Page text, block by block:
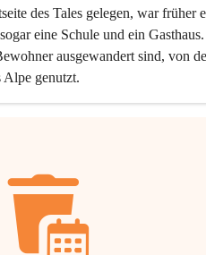
des Tales gelegen, war früher
eine Schule und ein
ausgewandert sind, von
Alpe genutzt.